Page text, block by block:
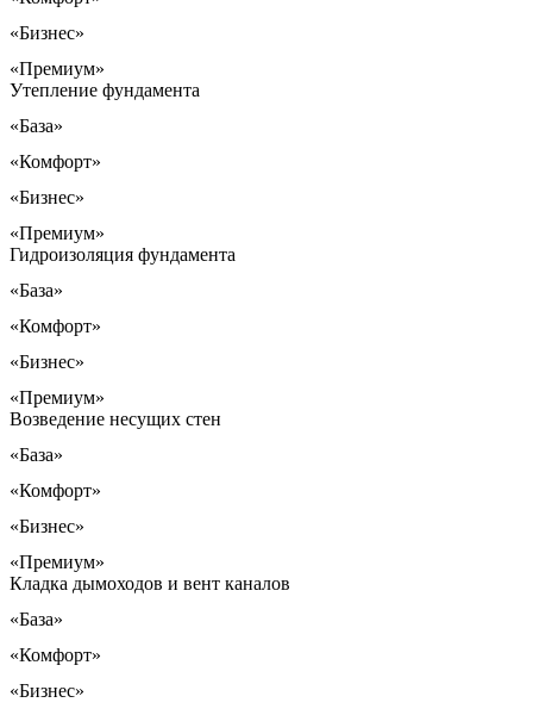
«Бизнес»
«Премиум»
Утепление фундамента
«База»
«Комфорт»
«Бизнес»
«Премиум»
Гидроизоляция фундамента
«База»
«Комфорт»
«Бизнес»
«Премиум»
Возведение несущих стен
«База»
«Комфорт»
«Бизнес»
«Премиум»
Кладка дымоходов и вент каналов
«База»
«Комфорт»
«Бизнес»